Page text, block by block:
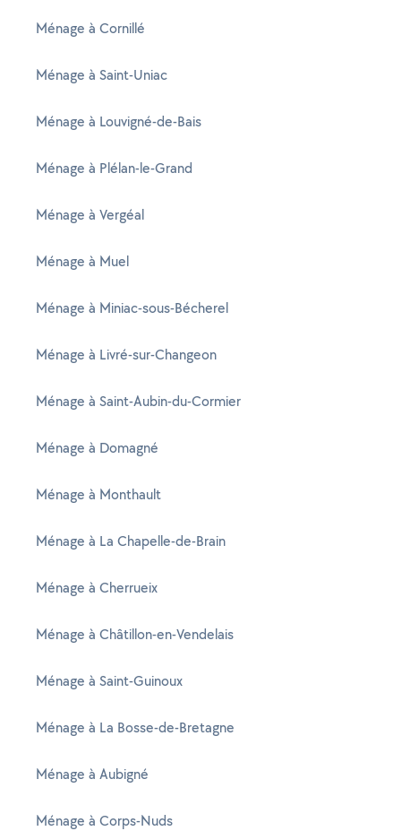
Ménage à Cornillé
Ménage à Saint-Uniac
Ménage à Louvigné-de-Bais
Ménage à Plélan-le-Grand
Ménage à Vergéal
Ménage à Muel
Ménage à Miniac-sous-Bécherel
Ménage à Livré-sur-Changeon
Ménage à Saint-Aubin-du-Cormier
Ménage à Domagné
Ménage à Monthault
Ménage à La Chapelle-de-Brain
Ménage à Cherrueix
Ménage à Châtillon-en-Vendelais
Ménage à Saint-Guinoux
Ménage à La Bosse-de-Bretagne
Ménage à Aubigné
Ménage à Corps-Nuds